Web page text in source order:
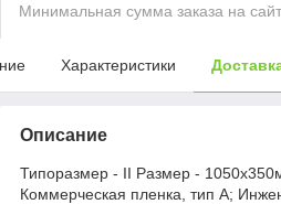
Минимальная сумма заказа на
Характеристики
Описание
Типоразмер - II Размер -
Коммерческая пленка, тип А;